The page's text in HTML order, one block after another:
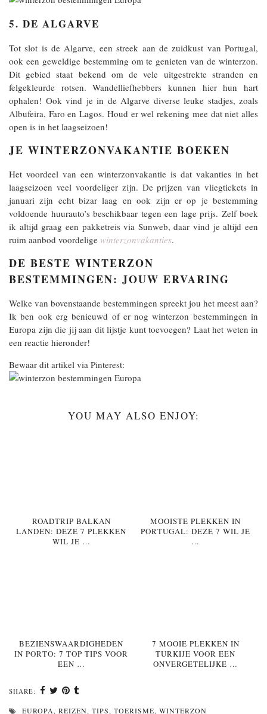
5. DE ALGARVE
Tot slot is de Algarve, een streek aan de zuidkust van Portugal,
ook een geweldige bestemming om te genieten van de winterzon.
Dit gebied staat bekend om de vele uitgestrekte stranden en
felgekleurde rotsen. Wandelliefhebbers kunnen hier hun hart
ophalen! Ook vind je in de Algarve diverse leuke stadjes, zoals
Albufeira, Faro en Lagos. Houd er wel rekening mee dat niet alles
open is in het laagseizoen!
JE WINTERZONVAKANTIE BOEKEN
Het voordeel van een winterzonvakantie is dat vakanties in het
laagseizoen veel voordeliger zijn. De prijzen van vliegtickets in
januari zijn echt bizar laag en ook zijn er op je bestemming
voldoende huurauto’s beschikbaar tegen een lage prijs. Zelf boek
ik altijd graag een pakketreis via Sunweb, daar vind je altijd een
ruim aanbod voordelige winterzonvakanties.
DE BESTE WINTERZON
BESTEMMINGEN: JOUW ERVARING
Welke van bovenstaande bestemmingen spreekt jou het meest aan?
Ik ben ook erg benieuwd of er nog winterzon bestemmingen in
Europa zijn die jij aan dit lijstje kunt toevoegen? Laat het weten in
een reactie hieronder!
Bewaar dit artikel via Pinterest:
YOU MAY ALSO ENJOY:
ROADTRIP BALKAN
LANDEN: DEZE 7 PLEKKEN
WIL JE …
MOOISTE PLEKKEN IN
PORTUGAL: DEZE 7 WIL JE
…
BEZIENSWAARDIGHEDEN
IN PORTO: 7 TOP TIPS VOOR
EEN …
7 MOOIE PLEKKEN IN
TURKIJE VOOR EEN
ONVERGETELIJKE …
SHARE:
EUROPA, REIZEN, TIPS, TOERISME, WINTERZON